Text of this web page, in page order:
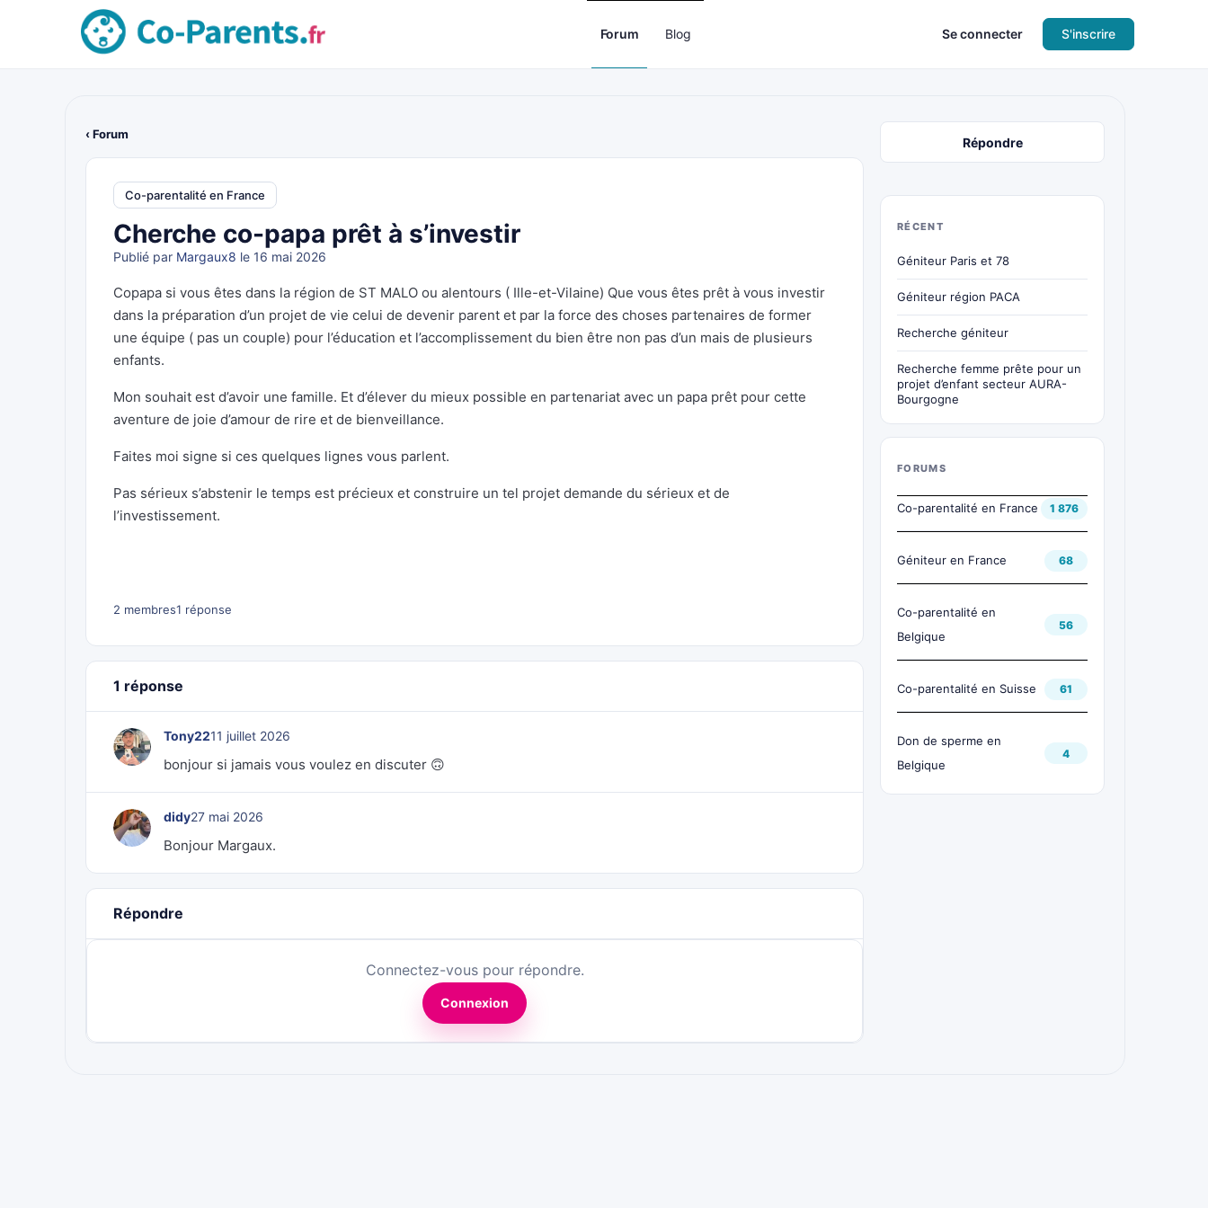
Forum Blog Se connecter S'inscrire
‹ Forum
Co-parentalité en France
Cherche co-papa prêt à s’investir
Publié par Margaux8 le 16 mai 2026
Copapa si vous êtes dans la région de ST MALO ou alentours ( Ille-et-Vilaine) Que vous êtes prêt à vous investir
dans la préparation d’un projet de vie celui de devenir parent et par la force des choses partenaires de former
une équipe ( pas un couple) pour l’éducation et l’accomplissement du bien être non pas d’un mais de plusieurs
enfants.
Mon souhait est d’avoir une famille. Et d’élever du mieux possible en partenariat avec un papa prêt pour cette
aventure de joie d’amour de rire et de bienveillance.
Faites moi signe si ces quelques lignes vous parlent.
Pas sérieux s’abstenir le temps est précieux et construire un tel projet demande du sérieux et de
l’investissement.
2 membres1 réponse
1 réponse
Tony2211 juillet 2026
bonjour si jamais vous voulez en discuter 🙃
didy27 mai 2026
Bonjour Margaux.
Répondre
Connectez-vous pour répondre.
Connexion
Répondre
RÉCENT
Géniteur Paris et 78
Géniteur région PACA
Recherche géniteur
Recherche femme prête pour un
projet d’enfant secteur AURA-
Bourgogne
FORUMS
Co-parentalité en France 1 876
Géniteur en France 68
Co-parentalité en
Belgique
56
Co-parentalité en Suisse 61
Don de sperme en
Belgique
4